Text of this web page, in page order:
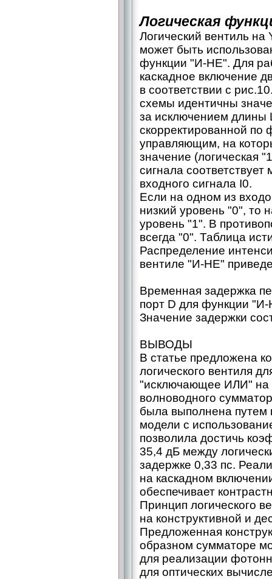
Логическая
Логический вентиль
может быть
функции "И-НЕ". Для
каскадное включение
в соответствии с
схемы идентичны
за исключением длины
скорректированной по
управляющим, на
значение (логическая
сигнала
входного сигнала I0.
Если на одном из
низкий уровень "0", то
уровень "1". В
всегда "0". Таблица
Распределение
вентиле "И-НЕ"
Временная задержка
порт D для функции
Значение задержки
ВЫВОДЫ
В статье предложена
логического вентиля
"исключающее ИЛИ" на
волноводного
была выполнена путем
модели с
позволила достичь
35,4 дБ между
задержке 0,33 пс.
на каскадном
обеспечивает
Принцип логического
на конструктивной и
Предложенная
образном сумматоре
для реализации
для оптических